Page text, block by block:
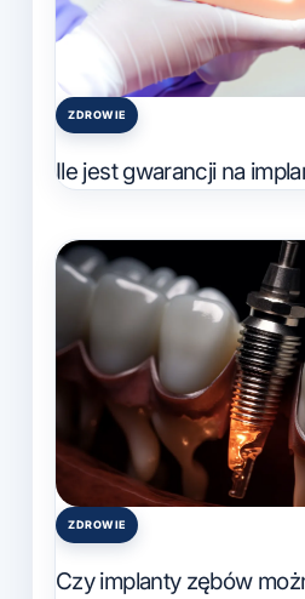
Posted
ZDROWIE
Ile jest gwarancji na
Posted
ZDROWIE
Czy implanty zębów